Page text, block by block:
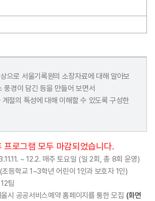
으로 서울기록원의 소장자료에 대해 알아보
풍경이 담긴 등을 만들어 보면서
절의 특성에 대해 이해할 수 있도록 구성한
프로그램 모두 마감되었습니다.
~ 12.2. 매주 토요일 (일 2회, 총 8회 운영)
등학교 1~3학년 어린이 1인과 보호자 1인)
팀
시 공공서비스예약 홈페이지를 통한 모집 (화면